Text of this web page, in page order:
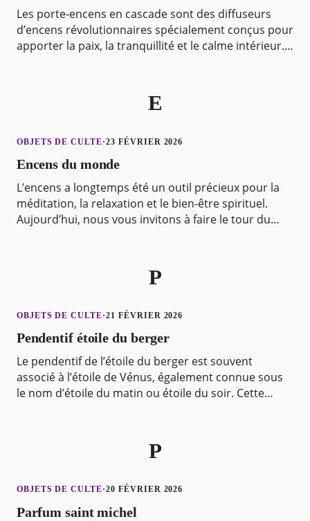
Les porte-encens en cascade sont des diffuseurs
d’encens révolutionnaires spécialement conçus pour
apporter la paix, la tranquillité et le calme intérieur.
E
OBJETS DE CULTE·23 FÉVRIER 2026
Encens du monde
L’encens a longtemps été un outil précieux pour la
méditation, la relaxation et le bien-être spirituel.
Aujourd’hui, nous vous invitons à faire le tour du
P
OBJETS DE CULTE·21 FÉVRIER 2026
Pendentif étoile du berger
Le pendentif de l’étoile du berger est souvent
associé à l’étoile de Vénus, également connue sous
le nom d’étoile du matin ou étoile du soir. Cette
P
OBJETS DE CULTE·20 FÉVRIER 2026
Parfum saint michel